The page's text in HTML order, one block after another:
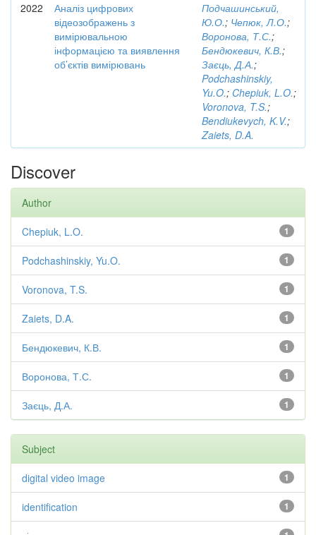
2022
Аналіз цифрових
відеозображень з
вимірювальною
інформацією та виявлення
об’єктів вимірювань
Подчашинський,
Ю.О.; Чепюк, Л.О.;
Воронова, Т.С.;
Бендюкевич, К.В.;
Заєць, Д.А.;
Podchashinskiy,
Yu.O.; Chepiuk, L.O.;
Voronova, T.S.;
Bendiukevych, K.V.;
Zaiets, D.A.
Discover
Author
1
Chepiuk, L.O.
1
Podchashinskiy, Yu.O.
1
Voronova, T.S.
1
Zaiets, D.A.
1
Бендюкевич, К.В.
1
Воронова, Т.С.
1
Заєць, Д.А.
Subject
1
digital video image
1
identification